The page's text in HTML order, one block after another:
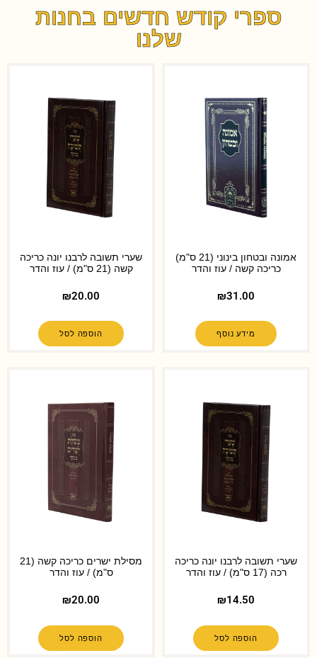
ספרי קודש חדשים בחנות
שלנו
אמונה ובטחון בינוני (21 ס"מ)
כריכה קשה / עוז והדר
₪31.00
מידע נוסף
שערי תשובה לרבנו יונה כריכה
קשה (21 ס"מ) / עוז והדר
₪20.00
הוספה לסל
שערי תשובה לרבנו יונה כריכה
רכה (17 ס"מ) / עוז והדר
₪14.50
הוספה לסל
מסילת ישרים כריכה קשה (21
ס"מ) / עוז והדר
₪20.00
הוספה לסל